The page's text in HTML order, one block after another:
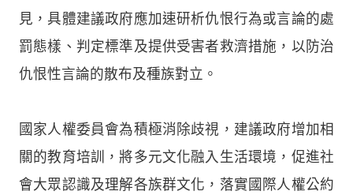
見，具體建議政府應加速研析仇恨行為或言論的處
罰態樣、判定標準及提供受害者救濟措施，以防治
仇恨性言論的散布及種族對立。
國家人權委員會為積極消除歧視，建議政府增加相
關的教育培訓，將多元文化融入生活環境，促進社
會大眾認識及理解各族群文化，落實國際人權公約